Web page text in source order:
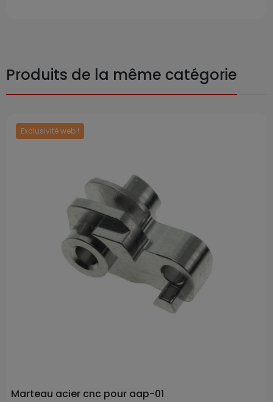
Produits de la même catégorie
Exclusivité web !
Marteau acier cnc pour aap-01